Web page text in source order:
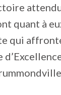
quant à
qui